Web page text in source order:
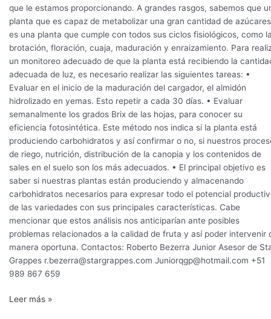
que le estamos proporcionando. A grandes rasgos, sabemos que
planta que es capaz de metabolizar una gran cantidad de
es una planta que cumple con todos sus ciclos fisiológicos, como
brotación, floración, cuaja, maduración y enraizamiento. Para
un monitoreo adecuado de que la planta está recibiendo la
adecuada de luz, es necesario realizar las siguientes tareas: •
Evaluar en el inicio de la maduración del cargador, el almidón
hidrolizado en yemas. Esto repetir a cada 30 días. • Evaluar
semanalmente los grados Brix de las hojas, para conocer su
eficiencia fotosintética. Este método nos indica si la planta está
produciendo carbohidratos y así confirmar o no, si nuestros
de riego, nutrición, distribución de la canopia y los contenidos de
sales en el suelo son los más adecuados. • El principal objetivo es
saber si nuestras plantas están produciendo y almacenando
carbohidratos necesarios para expresar todo el potencial
de las variedades con sus principales características. Cabe
mencionar que estos análisis nos anticiparían ante posibles
problemas relacionados a la calidad de fruta y así poder intervenir
manera oportuna. Contactos: Roberto Bezerra Junior Asesor de
Grappes r.bezerra@stargrappes.com Juniorqgp@hotmail.com +51
989 867 659
Leer más »